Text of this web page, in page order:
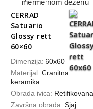
CERRAD
Satuario
Glossy rett
60×60
Dimenzija: 60x60
Materijal: Granitna
keramika
Obrada ivica: Retifikovana
Završna obrada: Sjaj